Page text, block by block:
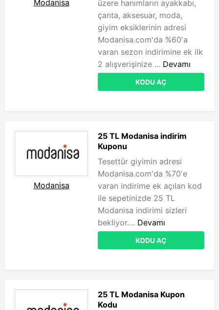
Modanisa
üzere hanımların ayakkabı,
çanta, aksesuar, moda,
giyim eksiklerinin adresi
Modanisa.com'da %60'a
varan sezon indirimine ek ilk
2 alışverişinize ... Devamı
KODU AÇ
Modanisa
25 TL Modanisa indirim
Kuponu
Tesettür giyimin adresi
Modanisa.com'da %70'e
varan indirime ek açılan kod
ile sepetinizde 25 TL
Modanisa indirimi sizleri
bekliyor.... Devamı
KODU AÇ
25 TL Modanisa Kupon
Kodu